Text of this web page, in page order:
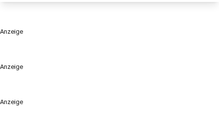
Anzeige
Anzeige
Anzeige